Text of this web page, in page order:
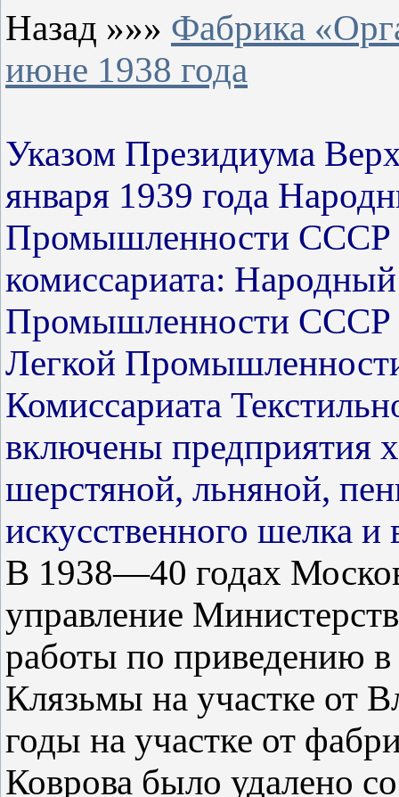
Назад »»» Фабрика
июне 1938 года
Указом Президиума
января 1939 года
Промышленности СССР
комиссариата:
Промышленности СССР
Легкой
Комиссариата
включены предприятия
шерстяной, льняной,
искусственного шелка
В 1938—40 годах
управление
работы по приведению в
Клязьмы на участке от
годы на участке от
Коврова было удалено